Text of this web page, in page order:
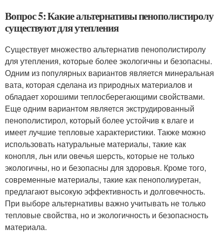
Вопрос 5: Какие альтернативы пенополистиролу
существуют для утепления
Существует множество альтернатив пенополистиролу
для утепления, которые более экологичны и безопасны.
Одним из популярных вариантов является минеральная
вата, которая сделана из природных материалов и
обладает хорошими теплосберегающими свойствами.
Еще одним вариантом является экструдированный
пенополистирол, который более устойчив к влаге и
имеет лучшие тепловые характеристики. Также можно
использовать натуральные материалы, такие как
конопля, льн или овечья шерсть, которые не только
экологичны, но и безопасны для здоровья. Кроме того,
современные материалы, такие как пенополиуретан,
предлагают высокую эффективность и долговечность.
При выборе альтернативы важно учитывать не только
тепловые свойства, но и экологичность и безопасность
материала.